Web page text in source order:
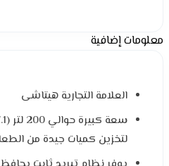
معلومات إضافية
العلامة التجارية هيتاشى
لتخزين كميات جيدة من